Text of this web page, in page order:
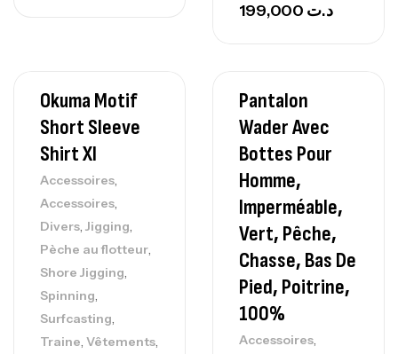
د.ت
Okuma Motif
Short Sleeve
Shirt Xl
Accessoires,
Accessoires,
Divers, Jigging,
Pèche au flotteur,
Shore Jigging,
Spinning,
Surfcasting,
Traine, Vêtements,
Pantalon
Wader Avec
Bottes Pour
Homme,
Imperméable,
Vert, Pêche,
Chasse, Bas De
Pied, Poitrine,
100%
Accessoires,